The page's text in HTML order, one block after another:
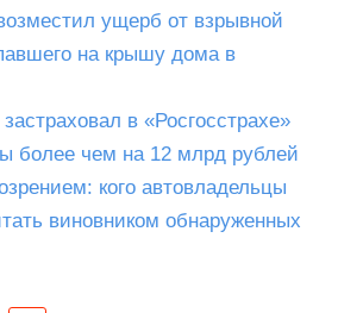
ущерб от взрывной
на крышу дома в
в «Росгосстрахе»
более чем на 12 млрд рублей
кого автовладельцы
виновником обнаруженных